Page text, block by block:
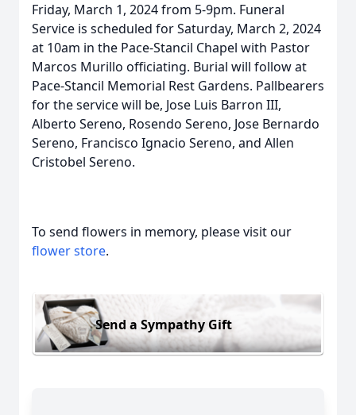
Friday, March 1, 2024 from 5-9pm. Funeral
Service is scheduled for Saturday, March 2, 2024
at 10am in the Pace-Stancil Chapel with Pastor
Marcos Murillo officiating. Burial will follow at
Pace-Stancil Memorial Rest Gardens. Pallbearers
for the service will be, Jose Luis Barron III,
Alberto Sereno, Rosendo Sereno, Jose Bernardo
Sereno, Francisco Ignacio Sereno, and Allen
Cristobel Sereno.
To send flowers in memory, please visit our
flower store.
Send a Sympathy Gift